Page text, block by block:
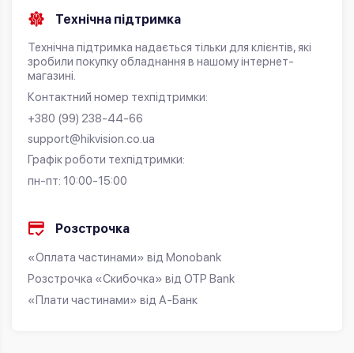
Технічна підтримка
Технічна підтримка надається тільки для клієнтів, які
зробили покупку обладнання в нашому інтернет-
магазині.
Контактний номер техпідтримки:
+380 (99) 238-44-66
support@hikvision.co.ua
Графік роботи техпідтримки:
пн-пт: 10:00-15:00
Розстрочка
«Оплата частинами» від Monobank
Розстрочка «Скибочка» від OTP Bank
«Плати частинами» від А-Банк